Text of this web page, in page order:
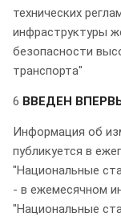
технических
инфраструктуры
безопасности
транспорта"
6 ВВЕДЕН
Информация об
публикуется в
"Национальные
- в ежемесячном
"Национальные